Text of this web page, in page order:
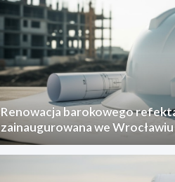
Renowacja barokowego
zainaugurowana we Wrocławiu